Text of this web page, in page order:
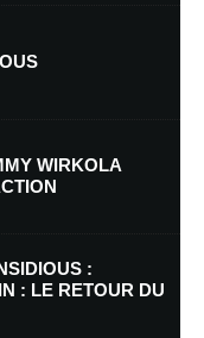
dans le navigateur pour
WIRKOLA
:
: LE RETOUR DU